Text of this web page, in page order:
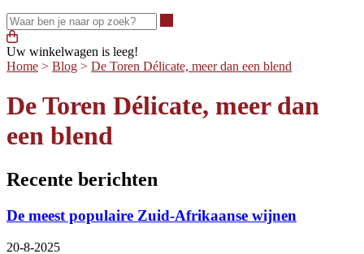
Uw winkelwagen is leeg!
Home > Blog > De Toren Délicate, meer dan een blend
De Toren Délicate, meer dan
een blend
Recente berichten
De meest populaire Zuid-Afrikaanse wijnen
20-8-2025